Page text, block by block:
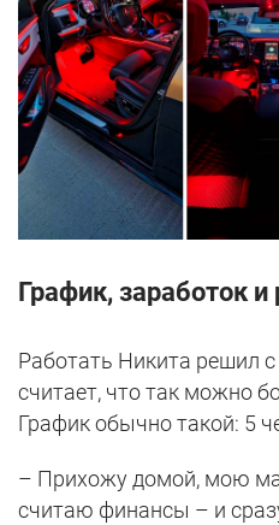
График, заработок
Работать Никита решил с
считает, что так можно
График обычно такой: 5
– Прихожу домой, мою
считаю финансы – и